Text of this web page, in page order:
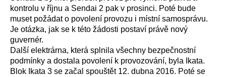
kontrolu v říjnu a Sendai 2 pak v prosinci. Poté bude
muset požádat o povolení provozu i místní samosprávu.
Je otázka, jak se k této žádosti postaví právě nový
guvernér.
Další elektrárna, která splnila všechny bezpečnostní
podmínky a dostala povolení k provozování, byla Ikata.
Blok Ikata 3 se začal spouštět 12. dubna 2016. Poté se